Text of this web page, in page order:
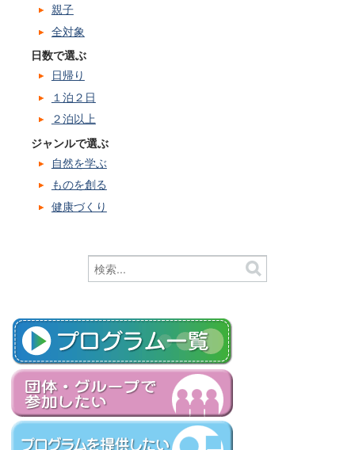
親子
全対象
日数で選ぶ
日帰り
１泊２日
２泊以上
ジャンルで選ぶ
自然を学ぶ
ものを創る
健康づくり